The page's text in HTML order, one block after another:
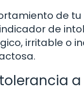
de
de
irritable o